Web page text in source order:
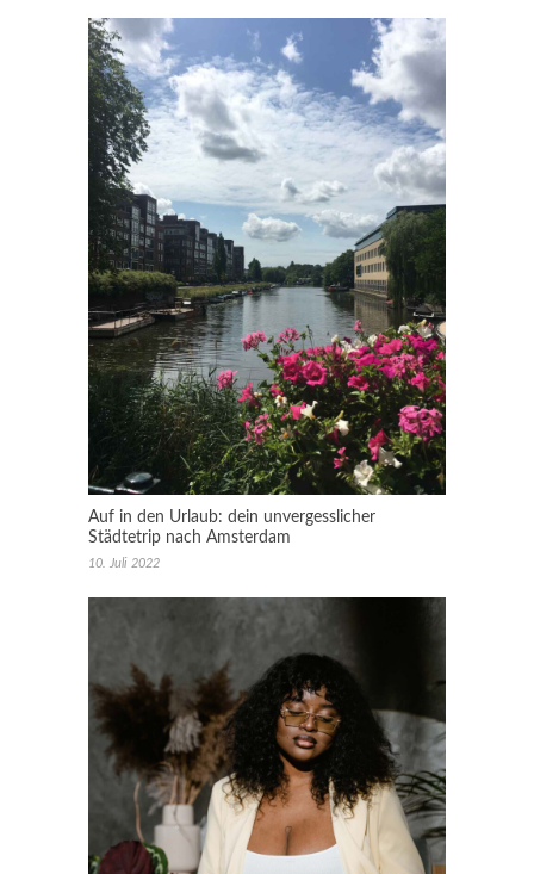
Auf in den Urlaub: dein unvergesslicher
Städtetrip nach Amsterdam
10. Juli 2022